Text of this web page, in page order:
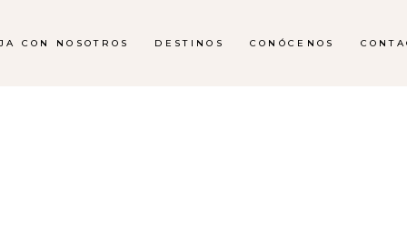
CON NOSOTROS DESTINOS CONÓCENOS